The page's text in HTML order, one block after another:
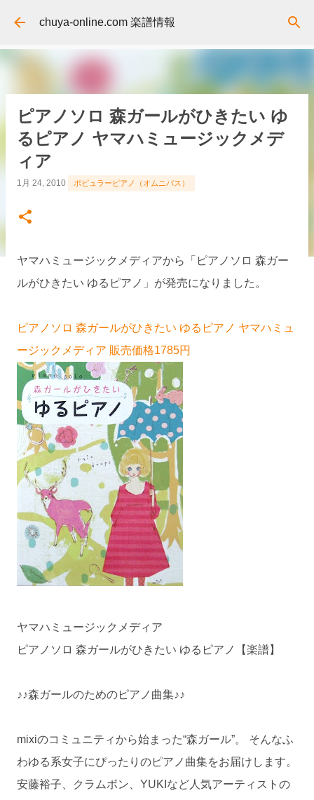
スキップしてメイン コンテンツに移動
chuya-online.com 楽譜情報
ピアノソロ 森ガールがひきたい ゆ
るピアノ ヤマハミュージックメデ
ィア
1月 24, 2010 ポピュラーピアノ（オムニバス）
ヤマハミュージックメディアから「ピアノソロ 森ガー
ルがひきたい ゆるピアノ」が発売になりました。
ピアノソロ 森ガールがひきたい ゆるピアノ ヤマハミュ
ージックメディア 販売価格1785円
ヤマハミュージックメディア
ピアノソロ 森ガールがひきたい ゆるピアノ【楽譜】
♪♪森ガールのためのピアノ曲集♪♪
mixiのコミュニティから始まった“森ガール”。 そんなふ
わゆる系女子にぴったりのピアノ曲集をお届けします。
安藤裕子、クラムボン、YUKIなど人気アーティストの